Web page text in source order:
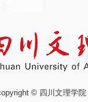
© 四川文理学院